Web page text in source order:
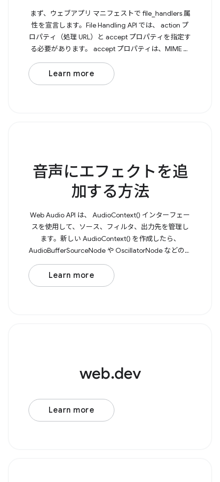
まず、ウェブアプリ マニフェストで file_handlers 属
性を宣言します。File Handling API では、 action プ
ロパティ（処理 URL）と accept プロパティを指定す
る必要があります。 accept プロパティは、MIME タ
イプをキーとし、特に対応するファイル拡張子の配
列を値とするオブジェクトです。 次に、File
Handling API を使用して、 launchQueue を介して開
Learn more
音声にエフェクトを追
加する方法
Web Audio API は、 AudioContext() インターフェー
スを使用して、ソース、フィルタ、出力先を管理し
ます。新しい AudioContext() を作成したら、
AudioBufferSourceNode や OscillatorNode などの音
声ソースノードを作成します。例として、 ローパス
フィルタ が適用された基本的なオシレーターについ
て考えてみましょう。 Browser Support Source ま
Learn more
web.dev
Learn more